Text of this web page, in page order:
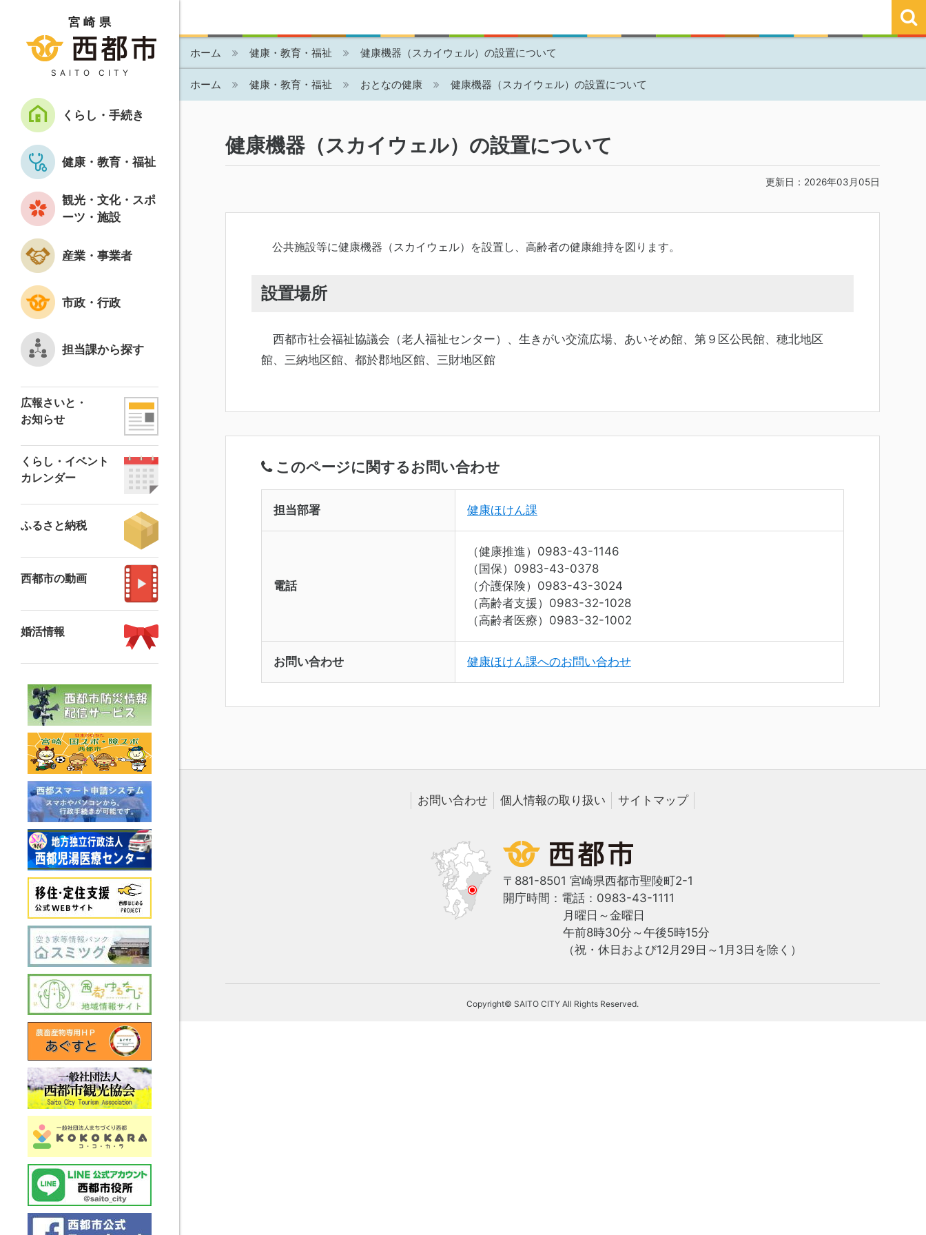
宮崎県
SAITO CITY
くらし・手続き
健康・教育・福祉
観光・文化・スポ
ーツ・施設
産業・事業者
市政・行政
担当課から探す
広報さいと・
お知らせ
くらし・イベント
カレンダー
ふるさと納税
西都市の動画
婚活情報
ホーム 健康・教育・福祉 健康機器（スカイウェル）の設置について
ホーム 健康・教育・福祉 おとなの健康 健康機器（スカイウェル）の設置について
健康機器（スカイウェル）の設置について
更新日：2026年03月05日
公共施設等に健康機器（スカイウェル）を設置し、高齢者の健康維持を図ります。
設置場所
西都市社会福祉協議会（老人福祉センター）、生きがい交流広場、あいそめ館、第９区公民館、穂北地区
館、三納地区館、都於郡地区館、三財地区館
このページに関するお問い合わせ
担当部署 健康ほけん課
電話
（健康推進）0983-43-1146
（国保）0983-43-0378
（介護保険）0983-43-3024
（高齢者支援）0983-32-1028
（高齢者医療）0983-32-1002
お問い合わせ 健康ほけん課へのお問い合わせ
お問い合わせ 個人情報の取り扱い サイトマップ
〒881-8501 宮崎県西都市聖陵町2-1
電話：0983-43-1111
開庁時間：
月曜日～金曜日
午前8時30分～午後5時15分
（祝・休日および12月29日～1月3日を除く）
Copyright© SAITO CITY All Rights Reserved.